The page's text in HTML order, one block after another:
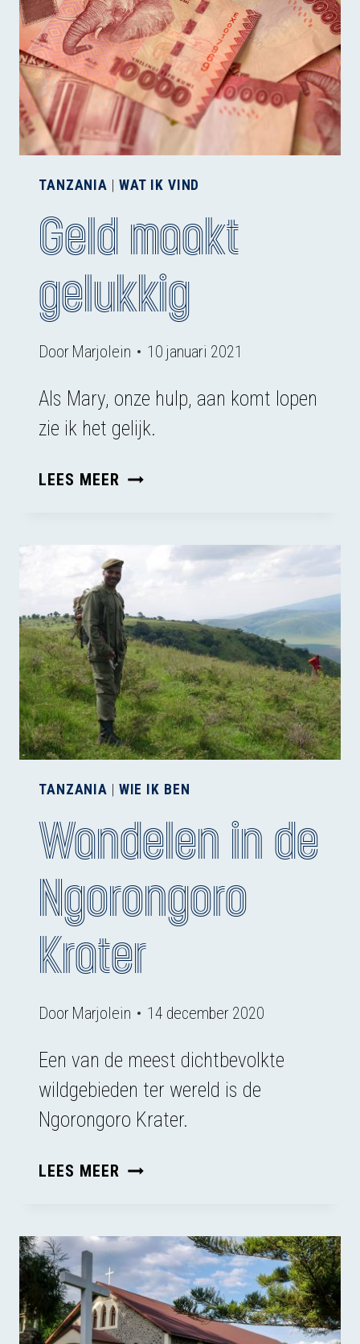
TANZANIA | WAT IK VIND
Geld maakt
gelukkig
Door Marjolein 10 januari 2021
Als Mary, onze hulp, aan komt lopen
zie ik het gelijk.
LEES MEER GELD
TANZANIA | WIE IK BEN
Wandelen in de
Ngorongoro
Krater
Door Marjolein 14 december 2020
Een van de meest dichtbevolkte
wildgebieden ter wereld is de
Ngorongoro Krater.
LEES MEER WANDELEN
NGORONGORO
KRATER